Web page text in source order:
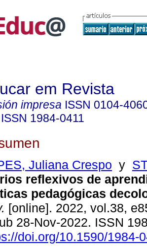
em Revista
impresa ISSN 0104-
ISSN 1984-0411
Juliana Crespo y
reflexivos de
pedagógicas
[online]. 2022, vol.38,
28-Nov-2022. ISSN
doi.org/10.1590/1984-